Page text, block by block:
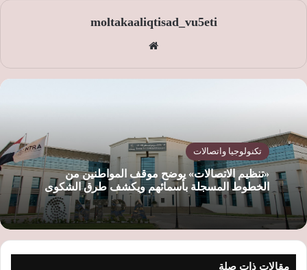
moltakaaliqtisad_vu5eti
الوي
تكنولوجيا واتصالات
«تنظيم الاتصالات» يوضح موقف المواطنين من
الخطوط المسجلة بأسمائهم ويكشف طرق الشكوى
مقالات ذات صلة